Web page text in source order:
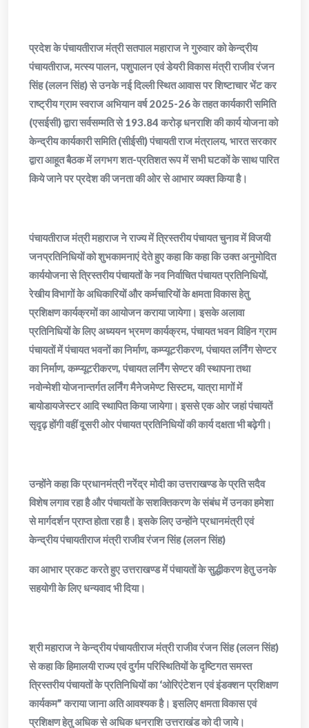
प्रदेश के पंचायतीराज मंत्री सतपाल महाराज ने गुरुवार को केन्द्रीय
पंचायतीराज, मत्स्य पालन, पशुपालन एवं डेयरी विकास मंत्री राजीव रंजन
सिंह (ललन सिंह) से उनके नई दिल्ली स्थित आवास पर शिष्टाचार भेंट कर
राष्ट्रीय ग्राम स्वराज अभियान वर्ष 2025-26 के तहत कार्यकारी समिति
(एसईसी) द्वारा सर्वसम्मति से 193.84 करोड़ धनराशि की कार्य योजना को
केन्द्रीय कार्यकारी समिति (सीईसी) पंचायती राज मंत्रालय, भारत सरकार
द्वारा आहूत बैठक में लगभग शत-प्रतिशत रूप में सभी घटकों के साथ पारित
किये जाने पर प्रदेश की जनता की ओर से आभार व्यक्त किया है।
पंचायतीराज मंत्री महाराज ने राज्य में त्रिस्तरीय पंचायत चुनाव में विजयी
जनप्रतिनिधियों को शुभकामनाएं देते हुए कहा कि कहा कि उक्त अनुमोदित
कार्ययोजना से त्रिस्तरीय पंचायतों के नव निर्वाचित पंचायत प्रतिनिधियों,
रेखीय विभागों के अधिकारियों और कर्मचारियों के क्षमता विकास हेतु
प्रशिक्षण कार्यक्रमों का आयोजन कराया जायेगा। इसके अलावा
प्रतिनिधियों के लिए अध्ययन भ्रमण कार्यक्रम, पंचायत भवन विहिन ग्राम
पंचायतों में पंचायत भवनों का निर्माण, कम्प्यूटरीकरण, पंचायत लर्निंग सेण्टर
का निर्माण, कम्प्यूटरीकरण, पंचायत लर्निंग सेण्टर की स्थापना तथा
नवोन्मेशी योजनान्तर्गत लर्निंग मैनेजमेण्ट सिस्टम, यात्रा मागों में
बायोडायजेस्टर आदि स्थापित किया जायेगा। इससे एक ओर जहां पंचायतें
सृदृढ़ होंगी वहीं दूसरी ओर पंचायत प्रतिनिधियों की कार्य दक्षता भी बढ़ेगी।
उन्होंने कहा कि प्रधानमंत्री नरेंद्र मोदी का उत्तराखण्ड के प्रति सदैव
विशेष लगाव रहा है और पंचायतों के सशक्तिकरण के संबंध में उनका हमेशा
से मार्गदर्शन प्राप्त होता रहा है। इसके लिए उन्होंने प्रधानमंत्री एवं
केन्द्रीय पंचायतीराज मंत्री राजीव रंजन सिंह (ललन सिंह)
का आभार प्रकट करते हुए उत्तराखण्ड में पंचायतों के सुद्धीकरण हेतु उनके
सहयोगी के लिए धन्यवाद भी दिया।
श्री महाराज ने केन्द्रीय पंचायतीराज मंत्री राजीव रंजन सिंह (ललन सिंह)
से कहा कि हिमालयी राज्य एवं दुर्गम परिस्थितियों के दृष्टिगत समस्त
त्रिस्तरीय पंचायतों के प्रतिनिधियों का ‘ओरिएंटेशन एवं इंडक्शन प्रशिक्षण
कार्यकम” कराया जाना अति आवश्यक है। इसलिए क्षमता विकास एवं
प्रशिक्षण हेतु अधिक से अधिक धनराशि उत्तराखंड को दी जाये।